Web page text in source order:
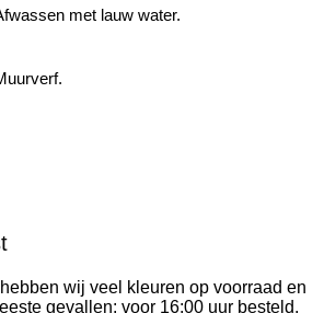
met lauw water.
wij veel kleuren op voorraad en
gevallen: voor 16:00 uur besteld,